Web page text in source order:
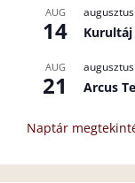
AUG
14 Kurultáj
AUG
21 Arcus
Naptár